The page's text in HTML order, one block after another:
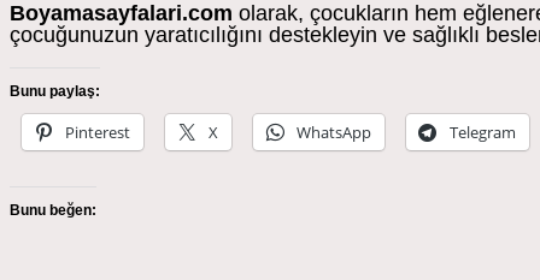
Boyamasayfalari.com olarak, çocukların hem
çocuğunuzun yaratıcılığını destekleyin ve sağlıklı
Bunu paylaş:
Pinterest X WhatsApp Telegram
Bunu beğen: